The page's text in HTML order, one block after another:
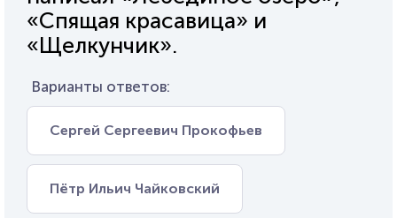
«Спящая красавица» и
«Щелкунчик».
Варианты ответов:
Сергей Сергеевич Прокофьев
Пётр Ильич Чайковский